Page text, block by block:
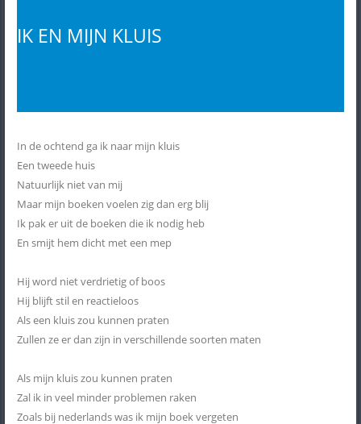
IK EN MIJN KLUIS
In de ochtend ga ik naar mijn kluis
Een tweede huis
Natuurlijk niet van mij
Maar mijn boeken voelen zig dan erg blij
Ik pak er uit de boeken die ik nodig heb
En smijt hem dicht met een mep
Hij word niet verdrietig of boos
Hij blijft stil en reactieloos
Als een kluis zou kunnen praten
Zullen ze er dan zijn in verschillende soorten maten
Als mijn kluis zou kunnen praten
Zal ik in veel minder problemen raken
Zoals bij nederlands was ik mijn boek vergeten